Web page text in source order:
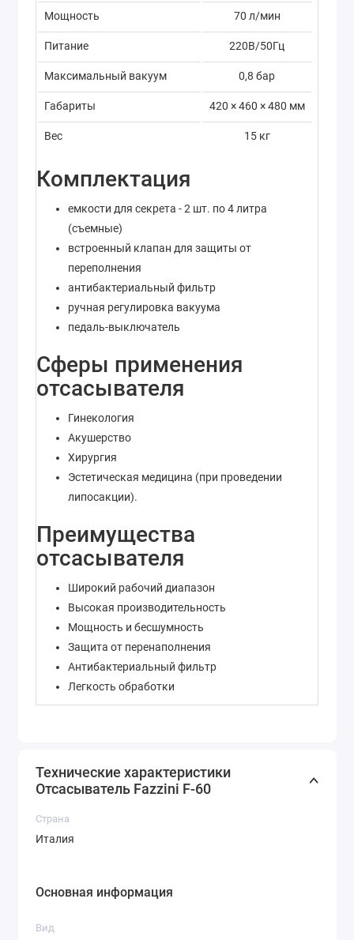
Мощность 70 л/мин
Питание 220В/50Гц
Максимальный вакуум 0,8 бар
Габариты 420 × 460 × 480 мм
Вес 15 кг
Комплектация
емкости для секрета - 2 шт. по 4 литра
(съемные)
встроенный клапан для защиты от
переполнения
антибактериальный фильтр
ручная регулировка вакуума
педаль-выключатель
Сферы применения
отсасывателя
Гинекология
Акушерство
Хирургия
Эстетическая медицина (при проведении
липосакции).
Преимущества
отсасывателя
Широкий рабочий диапазон
Высокая производительность
Мощность и бесшумность
Защита от перенаполнения
Антибактериальный фильтр
Легкость обработки
Технические характеристики
Отсасыватель Fazzini F-60
Страна
Италия
Основная информация
Вид